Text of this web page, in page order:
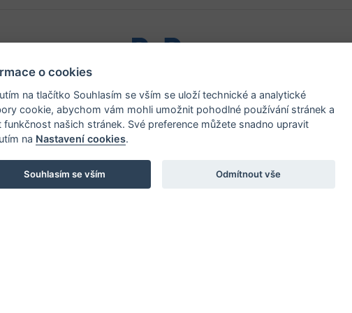
o cookies
na tlačítko Souhlasím se vším se uloží technické a analytické
cookie, abychom vám mohli umožnit pohodlné používání stránek a
funkčnost našich stránek. Své preference můžete snadno upravit
na Nastavení cookies.
Souhlasím se vším Odmítnout vše